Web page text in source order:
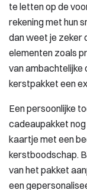
te letten op de
rekening met hun
dan weet je zeker
elementen zoals
van
kerstpakket een
Een persoonlijke
cadeaupakket
kaartje met een
kerstboodschap.
van het pakket
een